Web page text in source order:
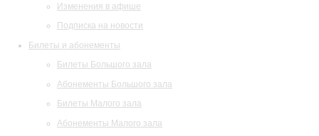
Изменения в афише
Подписка на новости
Билеты и абонементы
Билеты Большого зала
Абонементы Большого зала
Билеты Малого зала
Абонементы Малого зала